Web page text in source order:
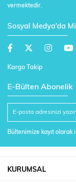
vermektedir.
Sosyal Medya'da
Kargo Takip
E-Bülten Abonelik
Bültenimize kayıt
KURUMSAL